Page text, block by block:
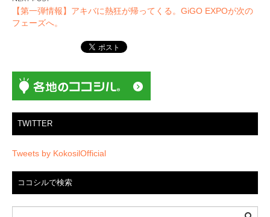
ビ
ゲ
ン
【第一弾情報】アキバに熱狂が帰ってくる。GiGO EXPOが次の
フェーズへ。
TWITTER
Tweets by KokosilOfficial
ココシルで検索